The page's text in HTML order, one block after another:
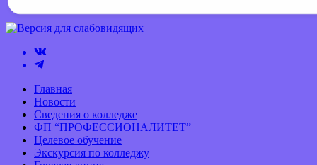
Главная
Новости
Сведения о колледже
ФП “ПРОФЕССИОНАЛИТЕТ”
Целевое обучение
Экскурсия по колледжу